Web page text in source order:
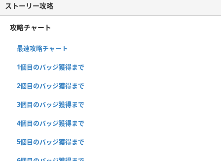
ストーリー攻略
攻略チャート
最速攻略チャート
1個目のバッジ獲得まで
2個目のバッジ獲得まで
3個目のバッジ獲得まで
4個目のバッジ獲得まで
5個目のバッジ獲得まで